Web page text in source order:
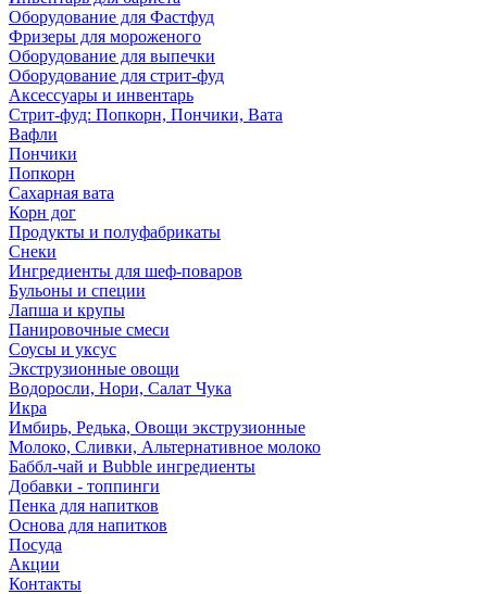
Оборудование для Фастфуд
Фризеры для мороженого
Оборудование для выпечки
Оборудование для стрит-фуд
Аксессуары и инвентарь
Стрит-фуд: Попкорн, Пончики, Вата
Вафли
Пончики
Попкорн
Сахарная вата
Корн дог
Продукты и полуфабрикаты
Снеки
Ингредиенты для шеф-поваров
Бульоны и специи
Лапша и крупы
Панировочные смеси
Соусы и уксус
Экструзионные овощи
Водоросли, Нори, Салат Чука
Икра
Имбирь, Редька, Овощи экструзионные
Молоко, Сливки, Альтернативное молоко
Баббл-чай и Bubble ингредиенты
Добавки - топпинги
Пенка для напитков
Основа для напитков
Посуда
Акции
Контакты